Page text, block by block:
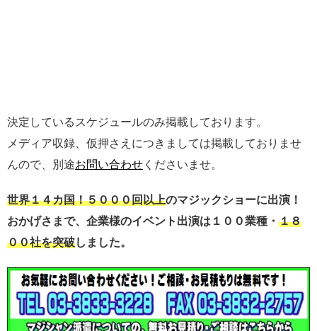
決定しているスケジュールのみ掲載しております。
メディア収録、仮押さえにつきましては掲載しておりませ
んので、別途お問い合わせ くださいませ。
世界１４カ国！５０００回以上のマジックショーに出演！
おかげさまで、企業様のイベント出演は１００業種・ １８
００社を突破しました。